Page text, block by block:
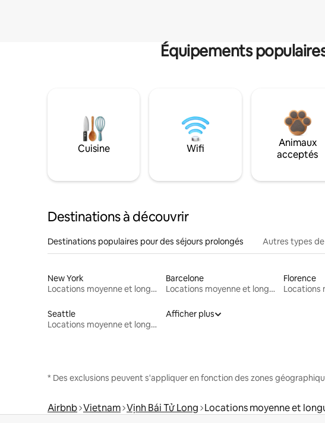
Équipements
Cuisine Wifi
Animaux
acceptés
Destinations à découvrir
Destinations populaires pour des séjours prolongés Autres types
New York
Locations moyenne et longue durée
Barcelone
Locations moyenne et longue durée
Florence
Seattle
Locations moyenne et longue durée
Afficher plus
* Des exclusions peuvent s'appliquer en fonction des zones
Airbnb Vietnam Vịnh Bái Tử Long Locations moyenne et